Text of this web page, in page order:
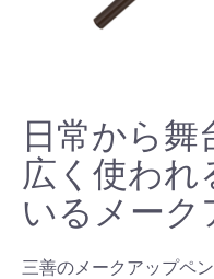
日常から
広く使われ
いるメー
三善のメークアップペ